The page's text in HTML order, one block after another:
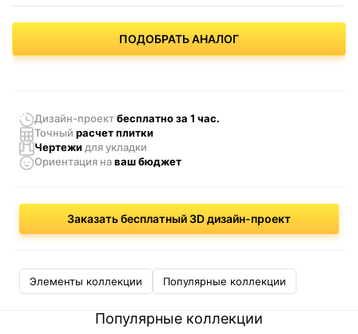
ПОДОБРАТЬ АНАЛОГ
Дизайн-проектбесплатно за 1 час.
Точный расчет плитки
Чертежи для укладки
Ориентация наваш бюджет
Заказать бесплатный 3D дизайн-проект
Элементы коллекции Популярные коллекции
Популярные коллекции